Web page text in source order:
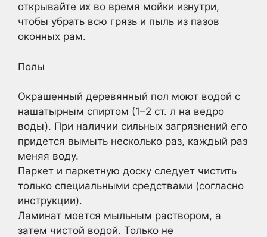
открывайте их во время мойки изнутри,
чтобы убрать всю грязь и пыль из пазов
оконных рам.
Полы
Окрашенный деревянный пол моют водой с
нашатырным спиртом (1–2 ст. л на ведро
воды). При наличии сильных загрязнений его
придется вымыть несколько раз, каждый раз
меняя воду.
Паркет и паркетную доску следует чистить
только специальными средствами (согласно
инструкции).
Ламинат моется мыльным раствором, а
затем чистой водой. Только не